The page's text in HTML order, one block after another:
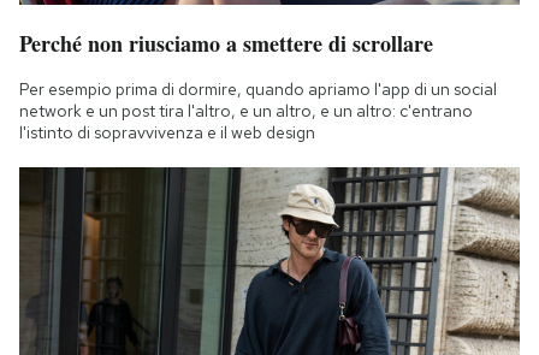
Perché non riusciamo a smettere di scrollare
Per esempio prima di dormire, quando apriamo l'app di un social
network e un post tira l'altro, e un altro, e un altro: c'entrano
l'istinto di sopravvivenza e il web design